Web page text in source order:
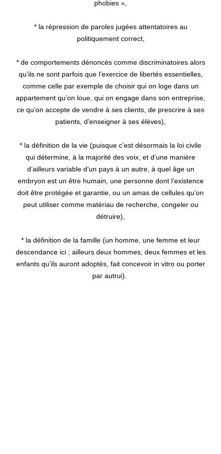
phobies »,
* la répression de paroles jugées attentatoires au
politiquement correct,
* de comportements dénoncés comme discriminatoires alors
qu’ils ne sont parfois que l’exercice de libertés essentielles,
comme celle par exemple de choisir qui on loge dans un
appartement qu’on loue, qui on engage dans son entreprise,
ce qu’on accepte de vendre à ses clients, de prescrire à ses
patients, d’enseigner à ses élèves),
* la définition de la vie (puisque c’est désormais la loi civile
qui détermine, à la majorité des voix, et d’une manière
d’ailleurs variable d’un pays à un autre, à quel âge un
embryon est un être humain, une personne dont l’existence
doit être protégée et garantie, ou un amas de cellules qu’on
peut utiliser comme matériau de recherche, congeler ou
détruire),
* la définition de la famille (un homme, une femme et leur
descendance ici ; ailleurs deux hommes, deux femmes et les
enfants qu’ils auront adoptés, fait concevoir in vitro ou porter
par autrui).